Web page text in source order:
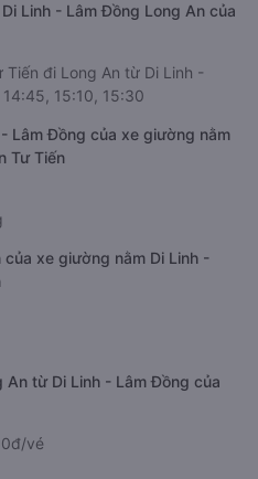
Linh - Lâm Đồng Long An của
Tiến đi Long An từ Di Linh -
15:10, 15:30
Lâm Đồng của xe giường nằm
Tư Tiến
xe giường nằm Di Linh -
An từ Di Linh - Lâm Đồng của
vé